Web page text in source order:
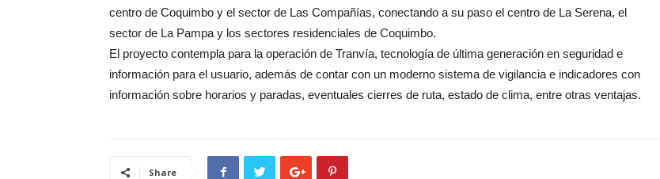
centro de Coquimbo y el sector de Las Compañías, conectando a su paso el centro de La Serena, el
sector de La Pampa y los sectores residenciales de Coquimbo.
El proyecto contempla para la operación de Tranvía, tecnología de última generación en seguridad e
información para el usuario, además de contar con un moderno sistema de vigilancia e indicadores con
información sobre horarios y paradas, eventuales cierres de ruta, estado de clima, entre otras ventajas.
Share